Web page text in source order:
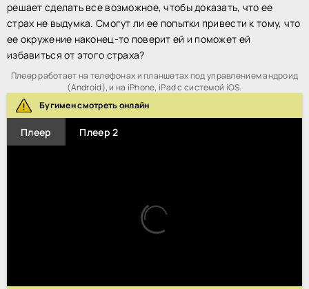
решает сделать все возможное, чтобы доказать, что ее
страх не выдумка. Смогут ли ее попытки привести к тому, что
ее окружение наконец-то поверит ей и поможет ей
избавиться от этого страха?
Плеер работает на телефонах и планшетах под управлением андроид
(Android), и на iPhone, iPad с системой iOS.
Бугимен смотреть онлайн
Плеер Плеер 2